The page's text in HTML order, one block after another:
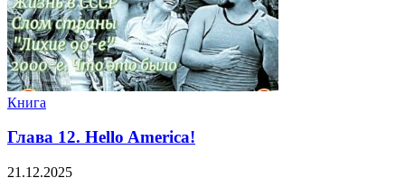
Книга
Глава 12. Hello America!
21.12.2025